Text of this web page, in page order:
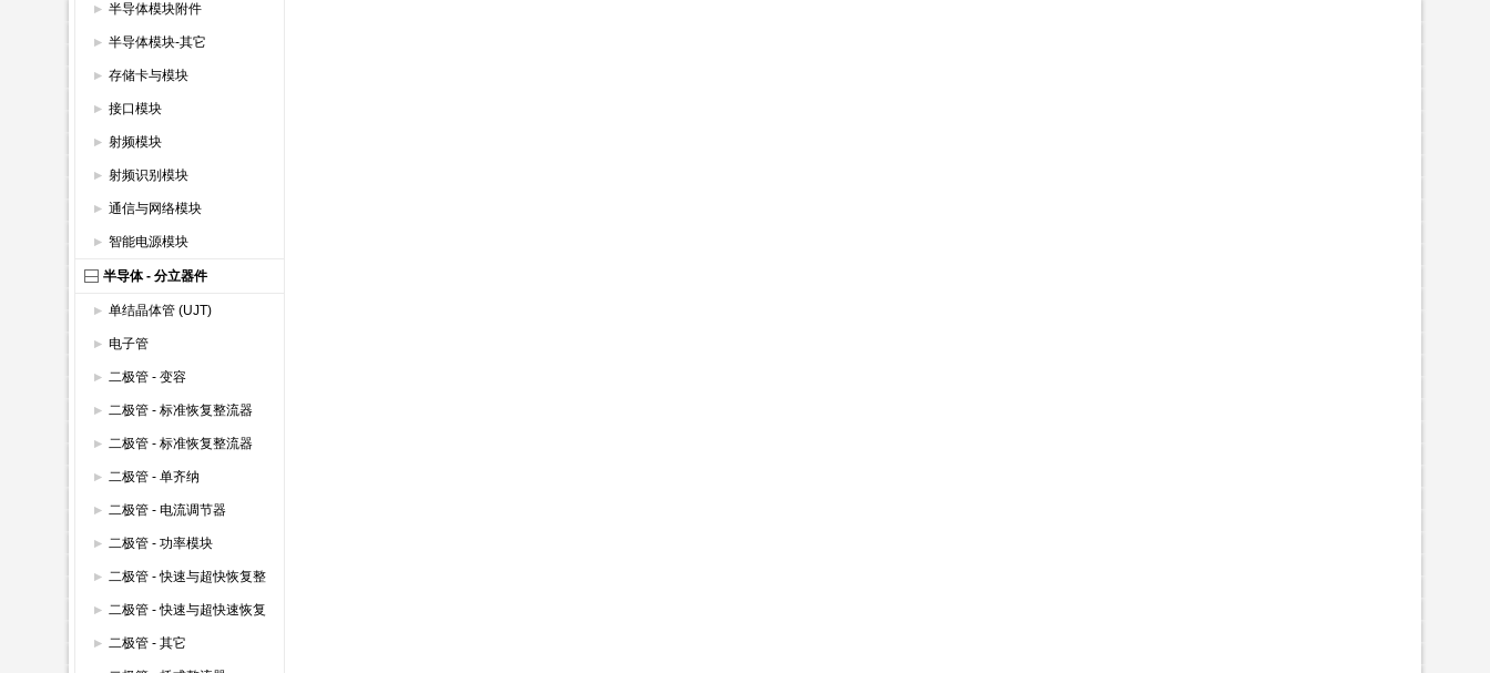
半导体模块附件
半导体模块-其它
存储卡与模块
接口模块
射频模块
射频识别模块
通信与网络模块
智能电源模块
半导体 - 分立器件
单结晶体管 (UJT)
电子管
二极管 - 变容
二极管 - 标准恢复整流器
(600V以上)
二极管 - 标准恢复整流器
(600V以下)
二极管 - 单齐纳
二极管 - 电流调节器
二极管 - 功率模块
二极管 - 快速与超快恢复整
流器 (600V以上)
二极管 - 快速与超快速恢复
整流器 600V以下
二极管 - 其它